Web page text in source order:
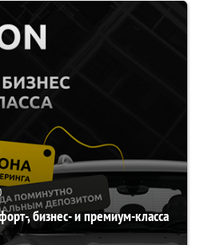
, бизнес- и премиум-класса